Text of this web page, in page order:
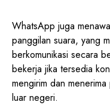
WhatsApp juga
panggilan suara, yang
berkomunikasi secara
bekerja jika tersedia
mengirim dan
luar negeri.